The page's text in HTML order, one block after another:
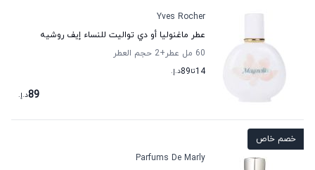
Yves Rocher
عطر ماغنوليا أو دي تواليت للنساء إيف روشيه
60 مل عطر
+2
حجم العطر
14تا89د.إ.
89د.إ.
خصم خاص
Parfums De Marly